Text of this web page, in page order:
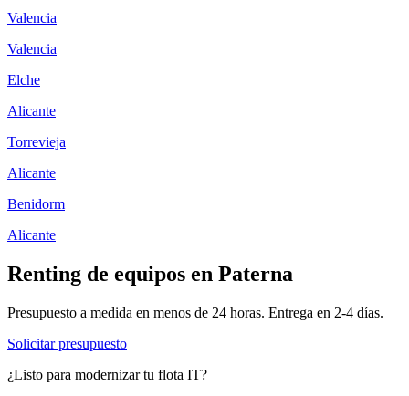
Valencia
Valencia
Elche
Alicante
Torrevieja
Alicante
Benidorm
Alicante
Renting de equipos en Paterna
Presupuesto a medida en menos de 24 horas. Entrega en 2-4 días.
Solicitar presupuesto
¿Listo para modernizar tu flota IT?